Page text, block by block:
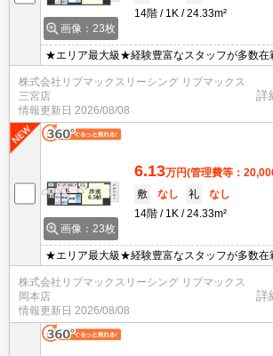
画像：23枚
14階
1K 24.33m²
★エリア最大級★経験豊富なスタッフが多数在
望がありましたらお申し付けください！初期
能！オンライン内覧・オンライン契約等弊社に
問題ありません♪弊社ではネットに掲載されて
可能になりますので気になる物件は全て申し付
飼育可能★
株式会社リブマックスリーシング リブマックス
三宮店
情報更新日 2026/08/08
詳
画像：23枚
6.13万円(管理費等：
敷
なし 礼
なし
14階
1K 24.33m²
★エリア最大級★経験豊富なスタッフが多数在
望がありましたらお申し付けください！初期
能！オンライン内覧・オンライン契約等弊社に
問題ありません♪弊社ではネットに掲載されて
可能になりますので気になる物件は全て申し付
飼育可能★
株式会社リブマックスリーシング リブマックス
岡本店
情報更新日 2026/08/08
詳